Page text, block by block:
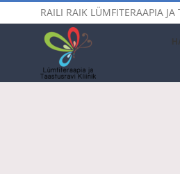
to
RAILI RAIK LÜMFITERAAPIA